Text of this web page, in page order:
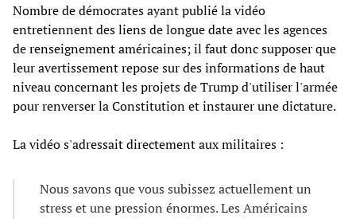
Nombre de démocrates ayant publié la vidéo
entretiennent des liens de longue date avec les agences
de renseignement américaines; il faut donc supposer que
leur avertissement repose sur des informations de haut
niveau concernant les projets de Trump d'utiliser l'armée
pour renverser la Constitution et instaurer une dictature.
La vidéo s'adressait directement aux militaires :
Nous savons que vous subissez actuellement un
stress et une pression énormes. Les Américains